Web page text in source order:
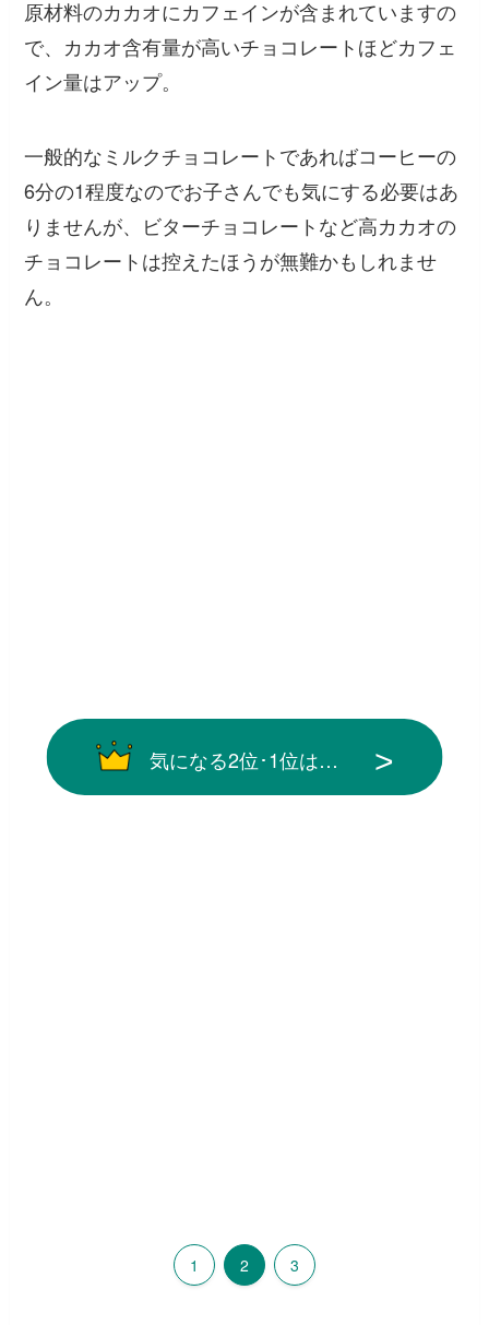
原材料のカカオにカフェインが含まれていますの
で、カカオ含有量が高いチョコレートほどカフェ
イン量はアップ。
一般的なミルクチョコレートであればコーヒーの
6分の1程度なのでお子さんでも気にする必要はあ
りませんが、ビターチョコレートなど高カカオの
チョコレートは控えたほうが無難かもしれませ
ん。
気になる2位･1位は…
1 2 3